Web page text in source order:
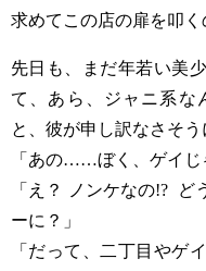
求めてこの店の扉を叩く
先日も、まだ年若い美
て、あら、ジャニ系な
と、彼が申し訳なさそう
「あの……ぼく、ゲイじ
「え？ ノンケなの!?
ーに？」
「だって、二丁目やゲ